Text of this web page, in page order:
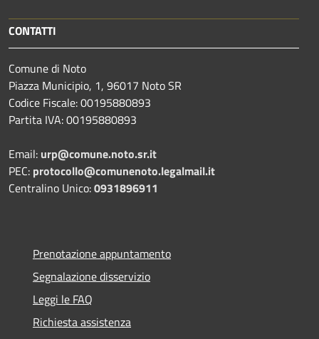
CONTATTI
Comune di Noto
Piazza Municipio, 1, 96017 Noto SR
Codice Fiscale: 00195880893
Partita IVA: 00195880893
Email: urp@comune.noto.sr.it
PEC: protocollo@comunenoto.legalmail.it
Centralino Unico:0931896911
Prenotazione appuntamento
Segnalazione disservizio
Leggi le FAQ
Richiesta assistenza